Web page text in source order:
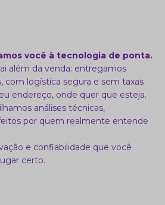
você à tecnologia de ponta.
além da venda: entregamos
com logística segura e sem taxas
endereço, onde quer que esteja.
análises técnicas,
por quem realmente entende
e confiabilidade que você
certo.